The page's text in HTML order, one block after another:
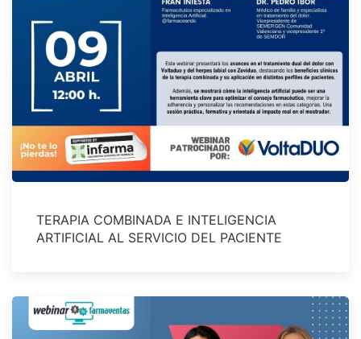
TERAPIA COMBINADA E INTELIGENCIA
ARTIFICIAL AL SERVICIO DEL PACIENTE